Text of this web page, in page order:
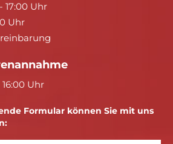
17:00 Uhr
Uhr
Uhr
Formular können Sie mit uns